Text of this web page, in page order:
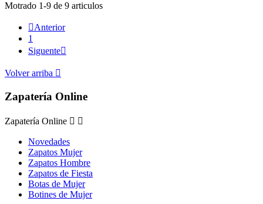
Motrado 1-9 de 9 articulos
Anterior
1
Siguente
Volver arriba 
Zapatería Online
Zapatería Online  
Novedades
Zapatos Mujer
Zapatos Hombre
Zapatos de Fiesta
Botas de Mujer
Botines de Mujer